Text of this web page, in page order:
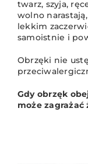
twarz, szyja,
wolno
lekkim
samoistnie i
Obrzęki nie
Gdy obrzęk
może